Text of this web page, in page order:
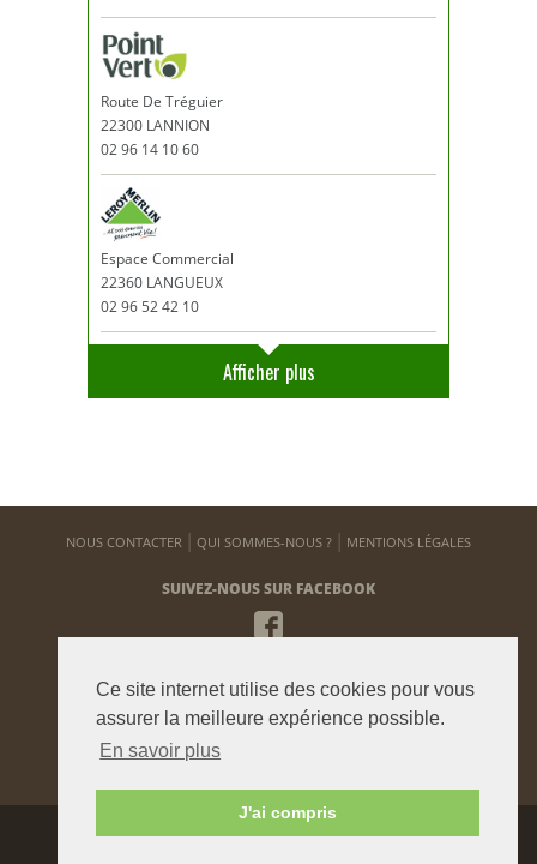
Ce site internet utilise des cookies pour vous
assurer la meilleure expérience possible.
En savoir plus
J'ai compris
Route De Tréguier
22300 LANNION
02 96 14 10 60
Espace Commercial
22360 LANGUEUX
02 96 52 42 10
Afficher plus
NOUS CONTACTER QUI SOMMES-NOUS ? MENTIONS LÉGALES
SUIVEZ-NOUS SUR FACEBOOK
NEWSLETTER
Pour vous tenir informé de notre actualité
Agence graphique:Westango